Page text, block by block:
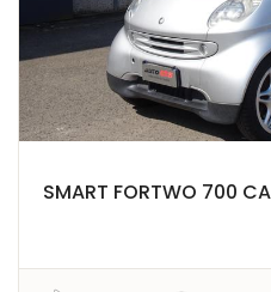
SMART FORTWO 700